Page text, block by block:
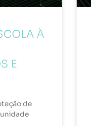
À
E
de